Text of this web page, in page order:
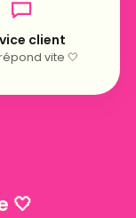
client
vite 🤍
🤍